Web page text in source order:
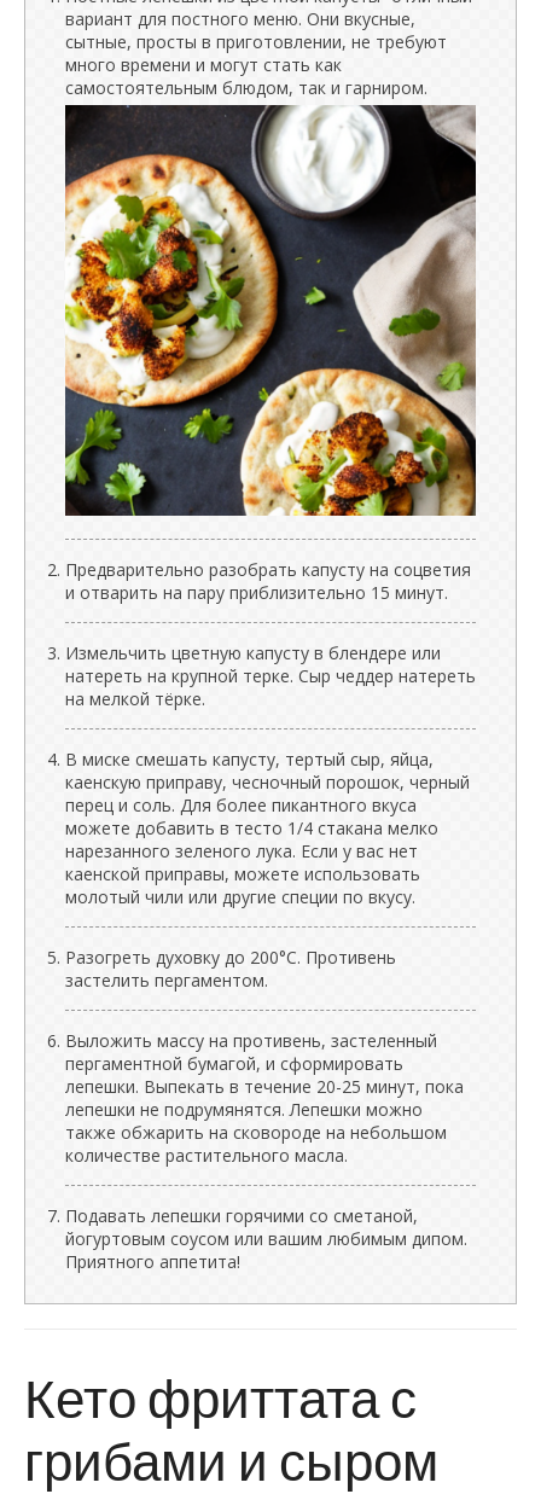
вариант для постного меню. Они вкусные,
сытные, просты в приготовлении, не требуют
много времени и могут стать как
самостоятельным блюдом, так и гарниром.
Предварительно разобрать капусту на соцветия
и отварить на пару приблизительно 15 минут.
Измельчить цветную капусту в блендере или
натереть на крупной терке. Сыр чеддер натереть
на мелкой тёрке.
В миске смешать капусту, тертый сыр, яйца,
каенскую приправу, чесночный порошок, черный
перец и соль. Для более пикантного вкуса
можете добавить в тесто 1/4 стакана мелко
нарезанного зеленого лука. Если у вас нет
каенской приправы, можете использовать
молотый чили или другие специи по вкусу.
Разогреть духовку до 200°C. Противень
застелить пергаментом.
Выложить массу на противень, застеленный
пергаментной бумагой, и сформировать
лепешки. Выпекать в течение 20-25 минут, пока
лепешки не подрумянятся. Лепешки можно
также обжарить на сковороде на небольшом
количестве растительного масла.
Подавать лепешки горячими со сметаной,
йогуртовым соусом или вашим любимым дипом.
Приятного аппетита!
Кето фриттата с
грибами и сыром